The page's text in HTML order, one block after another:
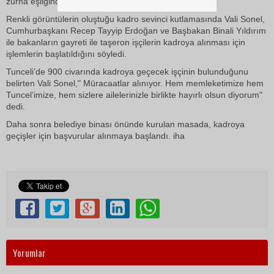
Renkli görüntülerin oluştuğu kadro sevinci kutlamasında Vali Sonel,
Cumhurbaşkanı Recep Tayyip Erdoğan ve Başbakan Binali Yıldırım
ile bakanların gayreti ile taşeron işçilerin kadroya alınması için
işlemlerin başlatıldığını söyledi.
Tunceli’de 900 civarında kadroya geçecek işçinin bulunduğunu
belirten Vali Sonel," Müracaatlar alınıyor. Hem memleketimize hem
Tuncel’imize, hem sizlere ailelerinizle birlikte hayırlı olsun diyorum"
dedi.
Daha sonra belediye binası önünde kurulan masada, kadroya
geçişler için başvurular alınmaya başlandı. iha
Yorumlar